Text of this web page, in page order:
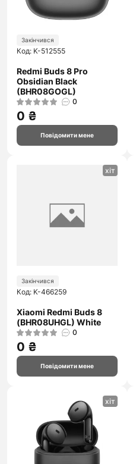
Закінчився
Код: K-512555
Redmi Buds 8 Pro
Obsidian Black
(BHR08GOGL)
0
0 ₴
Повідомити мене
хіт
Закінчився
Код: K-466259
Xiaomi Redmi Buds 8
(BHR08UHGL) White
0
0 ₴
Повідомити мене
хіт